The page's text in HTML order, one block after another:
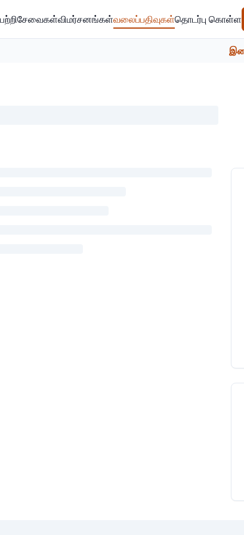
சேவைகள்விமர்சனங்கள்வலைப்பதிவுகள்தொடர்பு கொள்ள